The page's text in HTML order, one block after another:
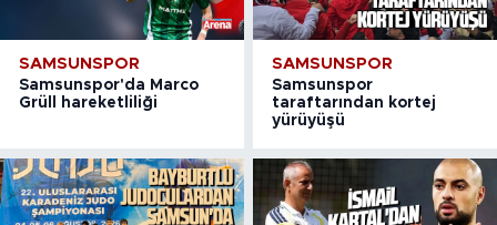
SAMSUNSPOR
Samsunspor'da Marco
Grüll hareketliliği
SAMSUNSPOR
Samsunspor
taraftarından kortej
yürüyüşü